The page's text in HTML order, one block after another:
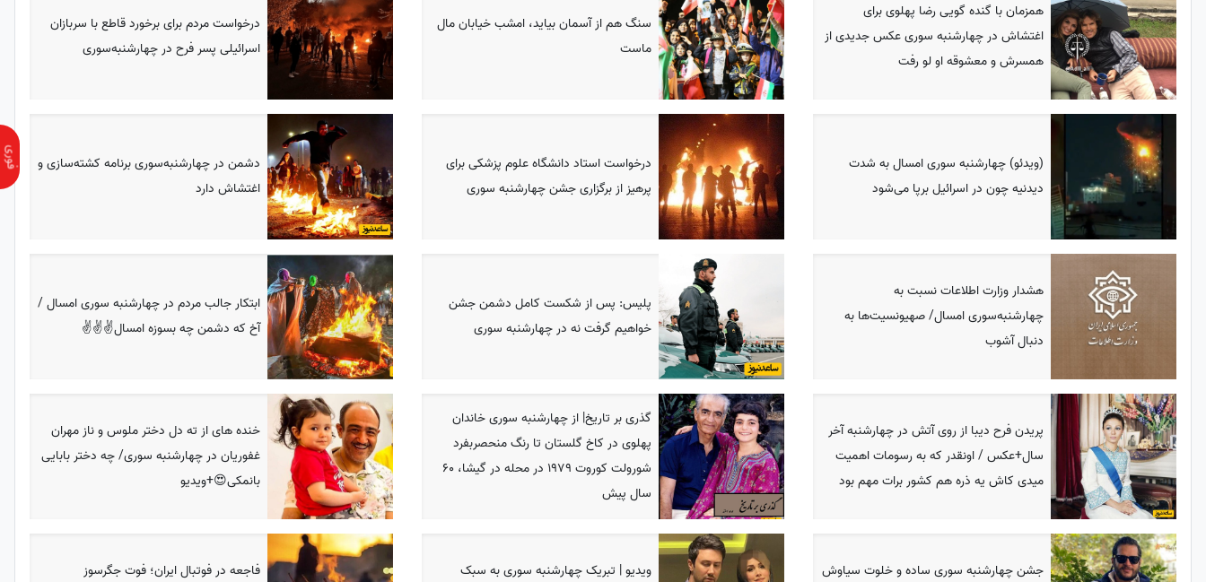
همزمان با گنده گویی رضا پهلوی برای
اغتشاش در چهارشنبه سوری عکس جدیدی از
همسرش و معشوقه او لو رفت
سنگ هم از آسمان بیاید، امشب خیابان مال
ماست
درخواست مردم برای برخورد قاطع با سربازان
اسرائیلی پسر فرح در چهارشنبه‌سوری
(ویدئو) چهارشنبه سوری امسال به شدت
دیدنیه چون در اسرائیل برپا می‌شود
درخواست استاد دانشگاه علوم پزشکی برای
پرهیز از برگزاری جشن چهارشنبه سوری
دشمن در چهارشنبه‌سوری برنامه کشته‌سازی و
اغتشاش دارد
هشدار وزارت اطلاعات نسبت به
چهارشنبه‌سوری امسال/ صهیونسیت‌ها به
دنبال آشوب
پلیس: پس از شکست کامل دشمن جشن
خواهیم گرفت نه در چهارشنبه سوری
ابتکار جالب مردم در چهارشنبه سوری امسال /
آخ که دشمن چه بسوزه امسال✌️✌️✌️
پریدن فرح دیبا از روی آتش در چهارشنبه آخر
سال+عکس / اونقدر که به رسومات اهمیت
میدی کاش یه ذره هم کشور برات مهم بود
گذری بر تاریخ| از چهارشنبه سوری خاندان
پهلوی در کاخ گلستان تا رنگ منحصربفرد
شورولت کوروت 1979 در محله در گیشا، 60
سال پیش
خنده های از ته دل دختر ملوس و ناز مهران
غفوریان در چهارشنبه سوری/ چه دختر بابایی
بانمکی😍+ویدیو
جشن چهارشنبه سوری ساده و خلوت سیاوش
ویدیو | تبریک چهارشنبه سوری به سبک
فاجعه در فوتبال ایران؛ فوت جگرسوز